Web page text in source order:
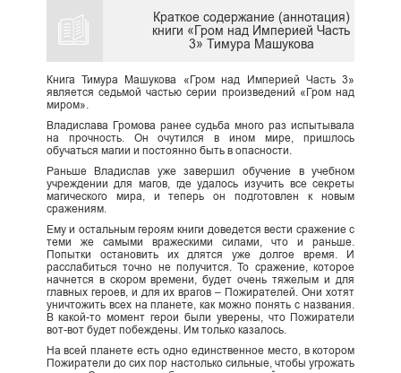
Краткое содержание (аннотация)
книги «Гром над Империей Часть
3» Тимура Машукова
Книга Тимура Машукова «Гром над Империей Часть 3»
является седьмой частью серии произведений «Гром над
миром».
Владислава Громова ранее судьба много раз испытывала
на прочность. Он очутился в ином мире, пришлось
обучаться магии и постоянно быть в опасности.
Раньше Владислав уже завершил обучение в учебном
учреждении для магов, где удалось изучить все секреты
магического мира, и теперь он подготовлен к новым
сражениям.
Ему и остальным героям книги доведется вести сражение с
теми же самыми вражескими силами, что и раньше.
Попытки остановить их длятся уже долгое время. И
расслабиться точно не получится. То сражение, которое
начнется в скором времени, будет очень тяжелым и для
главных героев, и для их врагов – Пожирателей. Они хотят
уничтожить всех на планете, как можно понять с названия.
В какой-то момент герои были уверены, что Пожиратели
вот-вот будет побеждены. Им только казалось.
На всей планете есть одно единственное место, в котором
Пожиратели до сих пор настолько сильные, чтобы угрожать